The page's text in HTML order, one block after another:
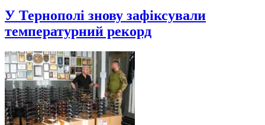
У Тернополі знову зафіксували
температурний рекорд